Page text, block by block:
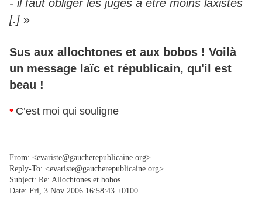
- il faut obliger les juges à être moins laxistes
[.] »
Sus aux allochtones et aux bobos ! Voilà
un message laïc et républicain, qu'il est
beau !
* C’est moi qui souligne
From: <evariste@gaucherepublicaine.org>
Reply-To: <evariste@gaucherepublicaine.org>
Subject: Re: Allochtones et bobos...
Date: Fri, 3 Nov 2006 16:58:43 +0100